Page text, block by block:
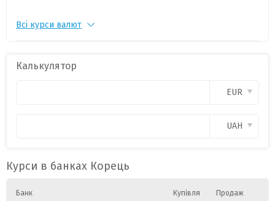
PLN
Всі курси валют
Калькулятор
EUR
UAH
Курси в банках Корець
Банк Купівля Продаж